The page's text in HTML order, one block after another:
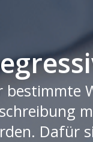
bestimmte
Dafür